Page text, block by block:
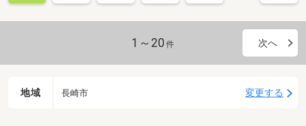
1～20 件 次へ
地域 長崎市 変更する